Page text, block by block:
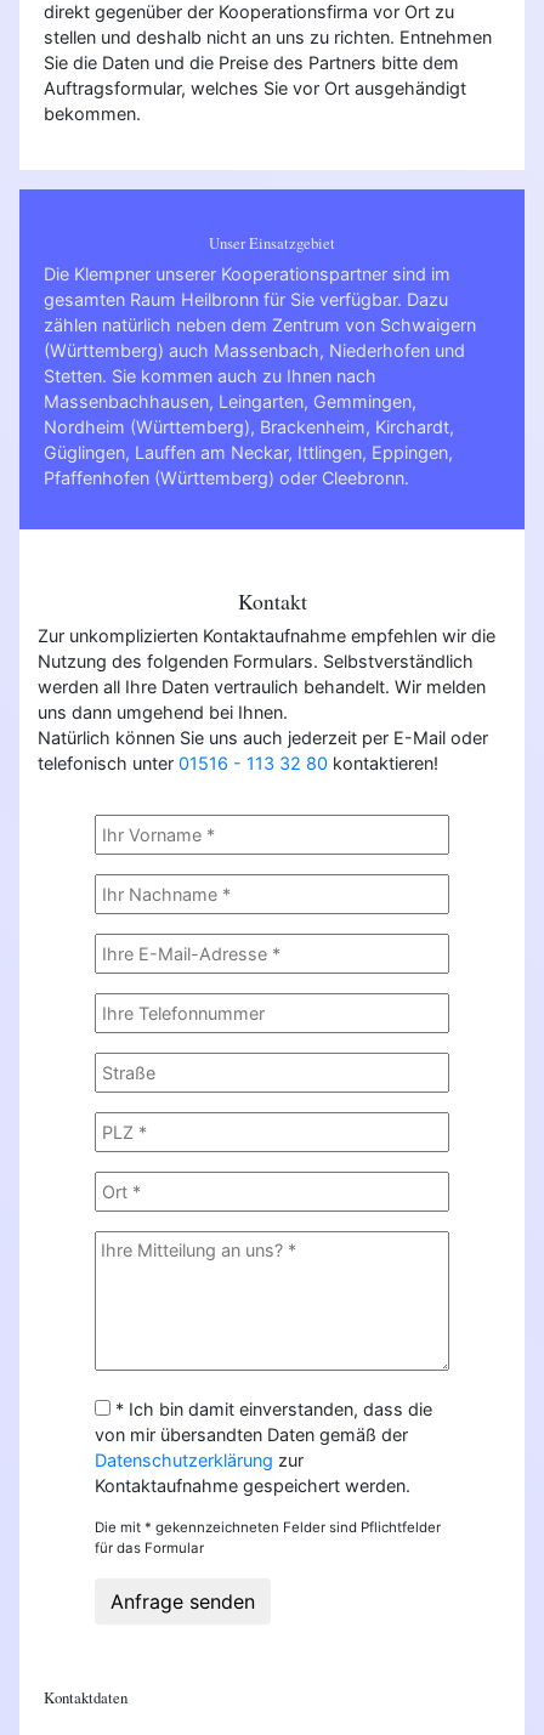
direkt gegenüber der Kooperationsfirma vor Ort zu
stellen und deshalb nicht an uns zu richten. Entnehmen
Sie die Daten und die Preise des Partners bitte dem
Auftragsformular, welches Sie vor Ort ausgehändigt
bekommen.
Unser Einsatzgebiet
Die Klempner unserer Kooperationspartner sind im
gesamten Raum Heilbronn für Sie verfügbar. Dazu
zählen natürlich neben dem Zentrum von Schwaigern
(Württemberg) auch Massenbach, Niederhofen und
Stetten. Sie kommen auch zu Ihnen nach
Massenbachhausen, Leingarten, Gemmingen,
Nordheim (Württemberg), Brackenheim, Kirchardt,
Güglingen, Lauffen am Neckar, Ittlingen, Eppingen,
Pfaffenhofen (Württemberg) oder Cleebronn.
Kontakt
Zur unkomplizierten Kontaktaufnahme empfehlen wir die
Nutzung des folgenden Formulars. Selbstverständlich
werden all Ihre Daten vertraulich behandelt. Wir melden
uns dann umgehend bei Ihnen.
Natürlich können Sie uns auch jederzeit per E-Mail oder
telefonisch unter 01516 - 113 32 80 kontaktieren!
* Ich bin damit einverstanden, dass die
von mir übersandten Daten gemäß der
Datenschutzerklärung zur
Kontaktaufnahme gespeichert werden.
Die mit * gekennzeichneten Felder sind Pflichtfelder
für das Formular
Anfrage senden
Kontaktdaten